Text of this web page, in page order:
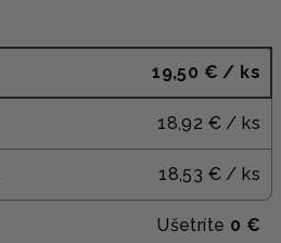
19,50 € / ks
18,92 € / ks
18,53 € / ks
Ušetríte 0 €